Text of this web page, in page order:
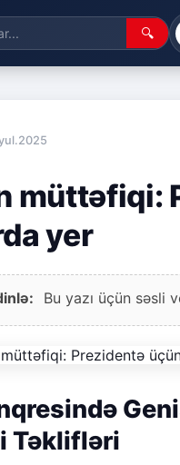
🔍
müttəfiqi:
yer
Bu yazı üçün səsli
Təklifləri